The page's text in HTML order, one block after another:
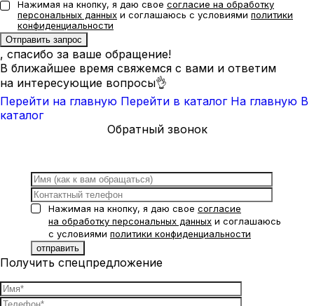
Нажимая на кнопку, я даю свое согласие на обработку
персональных данных и соглашаюсь с условиями политики
конфиденциальности
, спасибо за ваше обращение!
В ближайшее время свяжемся с вами и ответим
на интересующие вопросы👌
Перейти на главную Перейти в каталог На главную В
каталог
Обратный звонок
Нажимая на кнопку, я даю свое согласие
на обработку персональных данных и соглашаюсь
с условиями политики конфиденциальности
Получить спецпредложение